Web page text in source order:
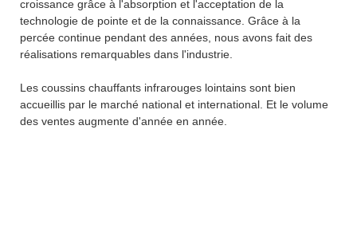
croissance grâce à l'absorption et l'acceptation de la
technologie de pointe et de la connaissance. Grâce à la
percée continue pendant des années, nous avons fait des
réalisations remarquables dans l'industrie.
Les coussins chauffants infrarouges lointains sont bien
accueillis par le marché national et international. Et le volume
des ventes augmente d'année en année.